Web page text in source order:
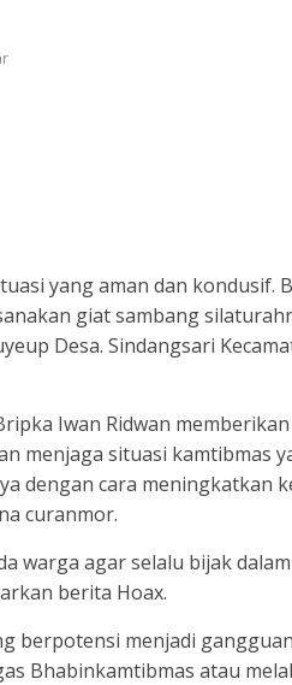
yang aman dan kondusif.
giat sambang
Desa. Sindangsari
Iwan Ridwan
menjaga situasi kamtibmas
dengan cara meningkatkan
curanmor.
warga agar selalu bijak
berita Hoax.
berpotensi menjadi
Bhabinkamtibmas atau